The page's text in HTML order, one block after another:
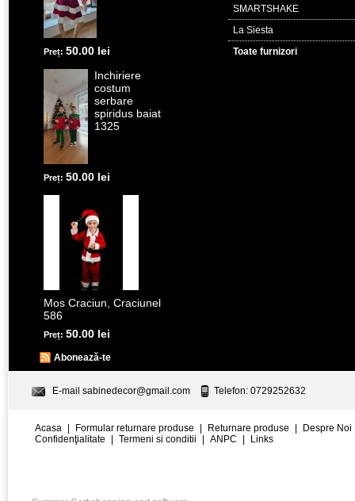
Preț: 50.00 lei
Inchiriere
costum
serbare
spiridus baiat
1325
Preț: 50.00 lei
Mos Craciun, Craciunel
586
Preț: 50.00 lei
Abonează-te
SMARTSHAKE
La Siesta
Toate furnizori
E-mail sabinedecor@gmail.com Telefon: 0729252632
Acasa Formular returnare produse Returnare produse
Despre Noi
Confidenţialitate
Termeni si conditii ANPC Links